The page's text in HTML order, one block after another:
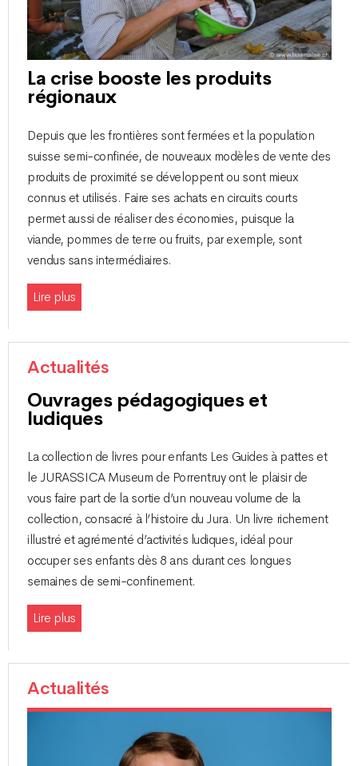
La crise booste les produits
régionaux
Depuis que les frontières sont fermées et la population
suisse semi-confinée, de nouveaux modèles de vente des
produits de proximité se développent ou sont mieux
connus et utilisés. Faire ses achats en circuits courts
permet aussi de réaliser des économies, puisque la
viande, pommes de terre ou fruits, par exemple, sont
vendus sans intermédiaires.
Lire plus
Actualités
Ouvrages pédagogiques et
ludiques
La collection de livres pour enfants Les Guides à pattes et
le JURASSICA Museum de Porrentruy ont le plaisir de
vous faire part de la sortie d’un nouveau volume de la
collection, consacré à l’histoire du Jura. Un livre richement
illustré et agrémenté d’activités ludiques, idéal pour
occuper ses enfants dès 8 ans durant ces longues
semaines de semi-confinement.
Lire plus
Actualités